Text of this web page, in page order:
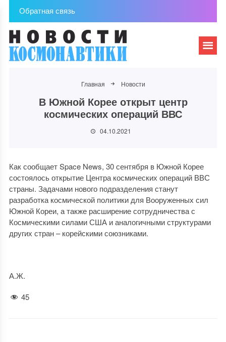
Обратная связь
Главная Новости
В Южной Корее открыт центр
космических операций ВВС
04.10.2021
Как сообщает Space News, 30 сентября в Южной Корее
состоялось открытие Центра космических операций ВВС
страны. Задачами нового подразделения станут
разработка космической политики для Вооруженных сил
Южной Кореи, а также расширение сотрудничества с
Космическими силами США и аналогичными структурами
других стран – корейскими союзниками.
А.Ж.
45